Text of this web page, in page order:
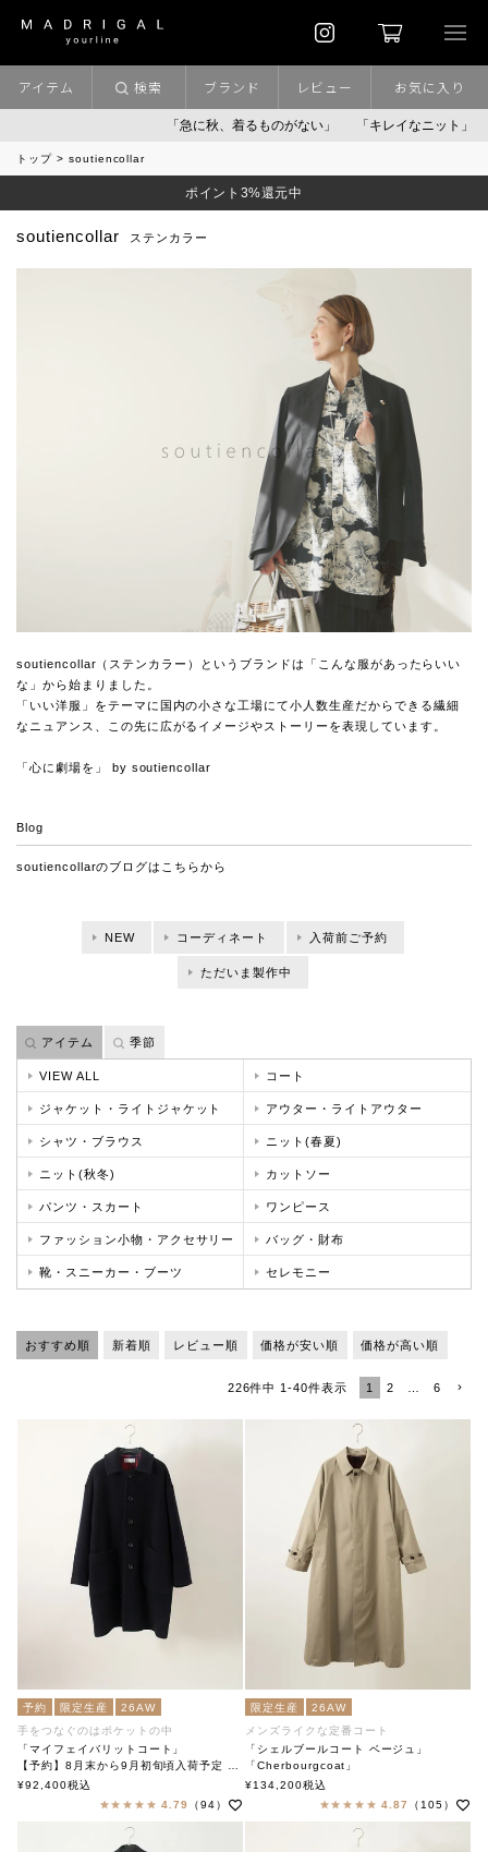
「急に秋、着るものがない」 「キレイなニット」 ポイント
アイテム 検索 ブランド レビュー お気に入り
トップ soutiencollar
ポイント3%還元中
soutiencollar ステンカラー
soutiencollar（ステンカラー）というブランドは「こんな服があったらいい
な」から始まりました。
「いい洋服」をテーマに国内の小さな工場にて小人数生産だからできる繊細
なニュアンス、この先に広がるイメージやストーリーを表現しています。
「心に劇場を」 by soutiencollar
Blog
soutiencollarのブログは こちらから
アイテム 季節
NEW コーディネート 入荷前ご予約
ただいま製作中
VIEW ALL コート
ジャケット・ライトジャケット アウター・ライトアウター
シャツ・ブラウス ニット(春夏)
ニット(秋冬) カットソー
パンツ・スカート ワンピース
ファッション小物・アクセサリー バッグ・財布
靴・スニーカー・ブーツ セレモニー
おすすめ順 新着順 レビュー順 価格が安い順 価格が高い順
226件中 1-40件表示 1 2 6
予約 限定生産
26AW
手をつなぐのはポケットの中
「マイフェイバリットコート」
【予約】8月末から9月初旬頃入荷予定 「My Favorite Coat」
soutiencollar（ステンカラー）
¥92,400税込
4.79
（94）
限定生産
26AW
メンズライクな定番コート
「シェルブールコート ベージュ」
「Cherbourgcoat」
soutiencollar（ステンカラー）
¥134,200税込
4.87
（105）